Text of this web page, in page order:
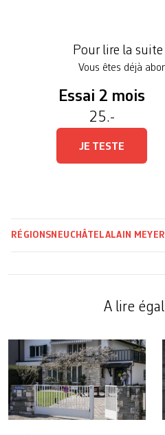
cantonale des finances.
Pour lire la
Vous êtes déjà
Essai 2 mois
25.-
JE TESTE
RÉGIONS NEUCHÂTELALAIN MEYER
A lire